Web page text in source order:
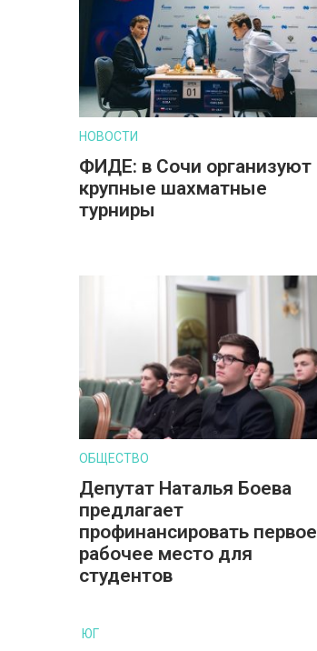
НОВОСТИ
ФИДЕ: в Сочи организуют
крупные шахматные
турниры
ОБЩЕСТВО
Депутат Наталья Боева
предлагает
профинансировать первое
рабочее место для
студентов
ЮГ